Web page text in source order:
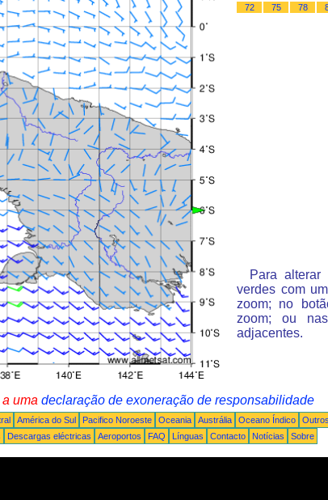
72
75 78
Para
verdes com
zoom; no
zoom; ou
adjacentes.
uma declaração de exoneração de responsabilidade
América do Sul Pacifico Noroeste Oceania Austrália Oceano Índico
Outros
Descargas eléctricas Aeroportos FAQ Línguas Contacto Notícias Sobre